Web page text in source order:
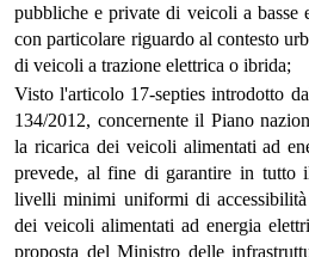
pubbliche e private di veicoli a basse
con particolare riguardo al contesto
di veicoli a trazione elettrica o ibrida;
Visto l'articolo 17-septies introdotto
134/2012, concernente il Piano
la ricarica dei veicoli alimentati ad
prevede, al fine di garantire in tutto
livelli minimi uniformi di
dei veicoli alimentati ad energia
proposta del Ministro delle